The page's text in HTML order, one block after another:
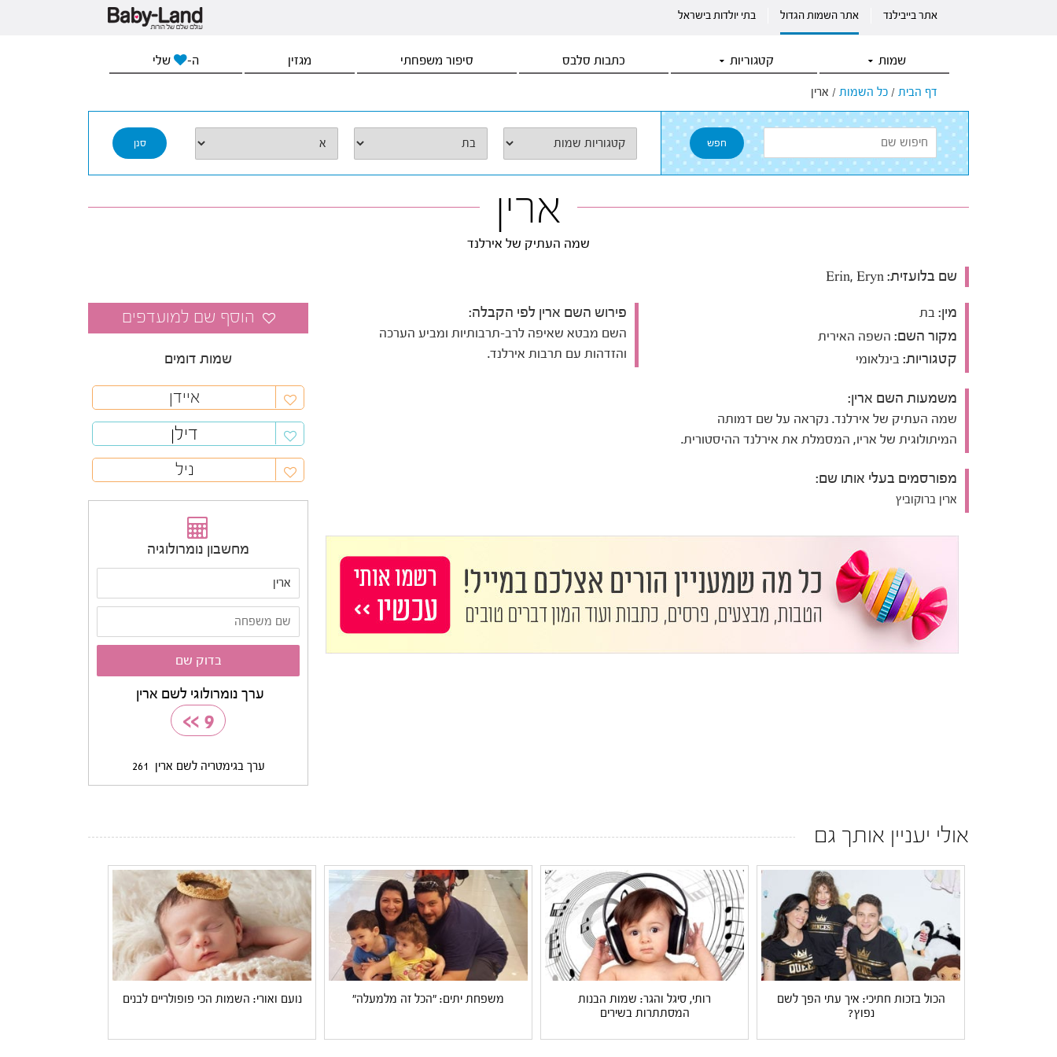
אתר בייבילנד אתר השמות הגדול בתי יולדות בישראל
שמות קטגוריות כתבות סלבס סיפור משפחתי מגזין ה- שלי
דף הבית / כל השמות / ארין
ארין
שמה העתיק של אירלנד
שם בלועזית:
מין: בת
מקור השם: השפה האירית
קטגוריות: בינלאומי
משמעות השם ארין:
שמה העתיק של אירלנד. נקראה על שם דמותה
המיתולוגית של אריו, המסמלת את אירלנד ההיסטורית.
מפורסמים בעלי אותו שם:
ארין ברוקוביץ
פירוש השם ארין לפי הקבלה:
השם מבטא שאיפה לרב-תרבותיות ומביע הערכה
והזדהות עם תרבות אירלנד.
שמות דומים
איידן
דילן
ניל
מחשבון נומרולוגיה
ערך נומרולוגי לשם ארין
9
>>
ערך בגימטריה לשם ארין 261
אולי יעניין אותך גם
הכול בזכות חתיכי: איך עתי הפך לשם
נפוץ?
רותי, סיגל והגר: שמות הבנות
המסתתרות בשירים
משפחת יתים: "הכל זה מלמעלה" נועם ואורי: השמות הכי פופולריים לבנים